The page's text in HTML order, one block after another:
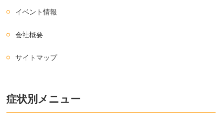
イベント情報
会社概要
サイトマップ
症状別メニュー